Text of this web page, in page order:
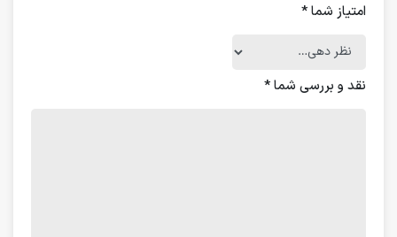
امتیاز شما*
نقد و بررسی شما*